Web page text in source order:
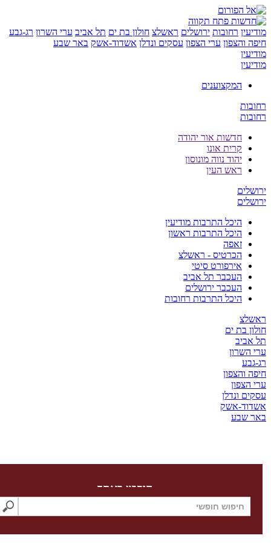
רחובות ירושלים ראשלצ חולון בת ים תל אביב ערי השרון רג-גבע
ערי הצפון עסקים ונדלן אשדוד-אשק באר שבע
המקצוענים
חדשות אור יהודה
קרית אונו
יהוד נווה מונוסון
ראש העין
היכל התרבות מודיעין
היכל התרבות ראשון
זאפה
הכרטיס - ראשלצ
אירפורט סיטי
העכבר תל אביב
העכבר ירושלים
היכל התרבות רחובות
בת ים
ונדלן
אשק
חיפוש באתר